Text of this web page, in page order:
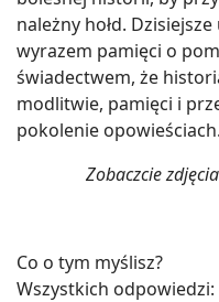
należny hołd.
wyrazem pamięci o
świadectwem, że
modlitwie, pamięci i
pokolenie opowieściach.
Zobaczcie
Co o tym myślisz?
Wszystkich odpowiedzi: